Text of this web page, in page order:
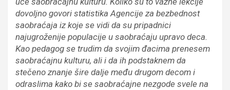
dovoljno govori statistika Agencije za bezbednost
saobraćaja iz koje se vidi da su pripadnici
najugroženije populacije u saobraćaju upravo deca.
Kao pedagog se trudim da svojim đacima prenesem
saobraćajnu kulturu, ali i da ih podstaknem da
stečeno znanje šire dalje među drugom decom i
odraslima kako bi se saobraćajne nezgode svele na